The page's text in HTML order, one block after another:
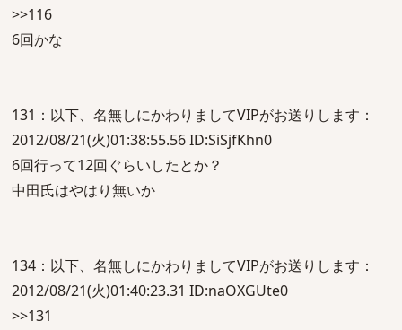
>>116
6回かな
131：以下、名無しにかわりましてVIPがお送りします：
2012/08/21(火)01:38:55.56 ID:SiSjfKhn0
6回行って12回ぐらいしたとか？
中田氏はやはり無いか
134：以下、名無しにかわりましてVIPがお送りします：
2012/08/21(火)01:40:23.31 ID:naOXGUte0
>>131